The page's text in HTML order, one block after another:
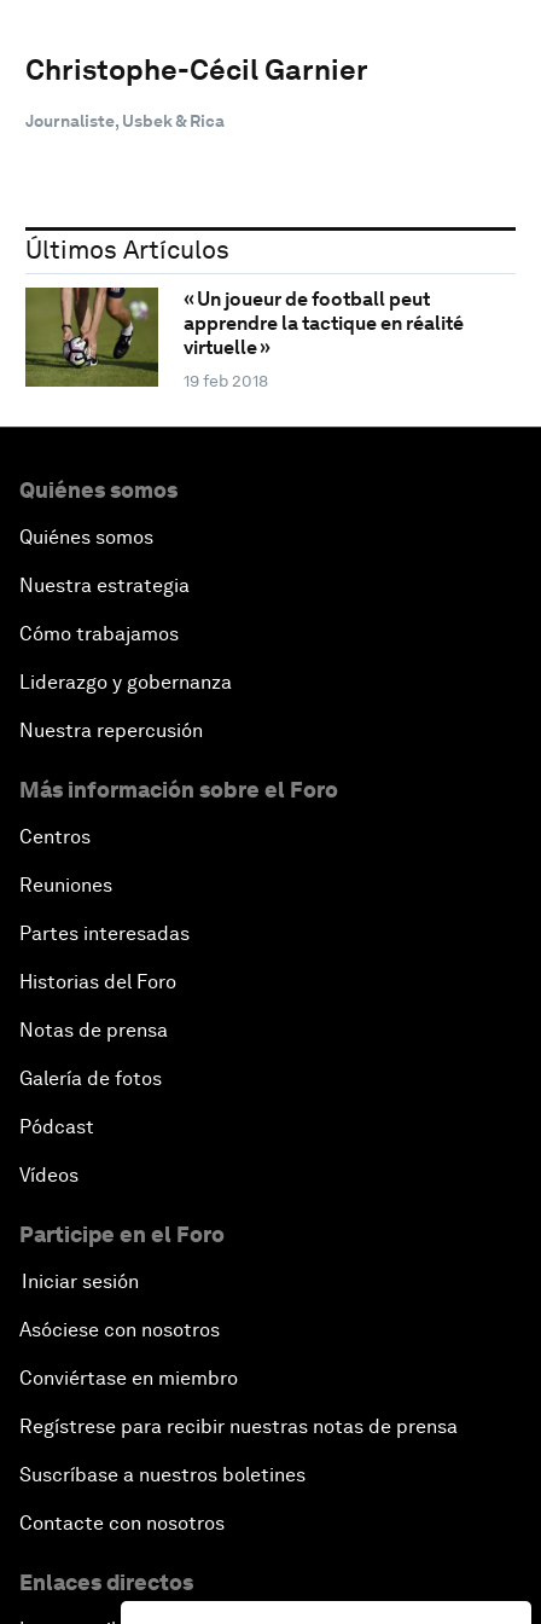
Christophe-Cécil Garnier
Journaliste, Usbek & Rica
Últimos Artículos
« Un joueur de football peut
apprendre la tactique en réalité
virtuelle »
19 feb 2018
Quiénes somos
Quiénes somos
Nuestra estrategia
Cómo trabajamos
Liderazgo y gobernanza
Nuestra repercusión
Más información sobre el Foro
Centros
Reuniones
Partes interesadas
Historias del Foro
Notas de prensa
Galería de fotos
Pódcast
Vídeos
Participe en el Foro
Iniciar sesión
Asóciese con nosotros
Conviértase en miembro
Regístrese para recibir nuestras notas de prensa
Suscríbase a nuestros boletines
Contacte con nosotros
Enlaces directos